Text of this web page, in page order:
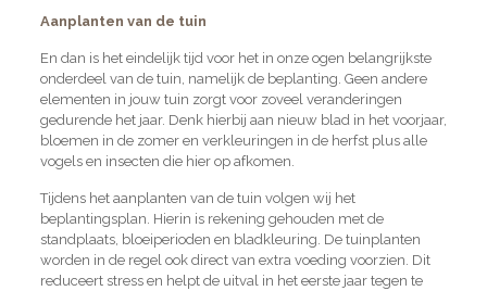
Aanplanten van de tuin
En dan is het eindelijk tijd voor het in onze ogen belangrijkste
onderdeel van de tuin, namelijk de beplanting. Geen andere
elementen in jouw tuin zorgt voor zoveel veranderingen
gedurende het jaar. Denk hierbij aan nieuw blad in het voorjaar,
bloemen in de zomer en verkleuringen in de herfst plus alle
vogels en insecten die hier op afkomen.
Tijdens het aanplanten van de tuin volgen wij het
beplantingsplan. Hierin is rekening gehouden met de
standplaats, bloeiperioden en bladkleuring. De tuinplanten
worden in de regel ook direct van extra voeding voorzien. Dit
reduceert stress en helpt de uitval in het eerste jaar tegen te